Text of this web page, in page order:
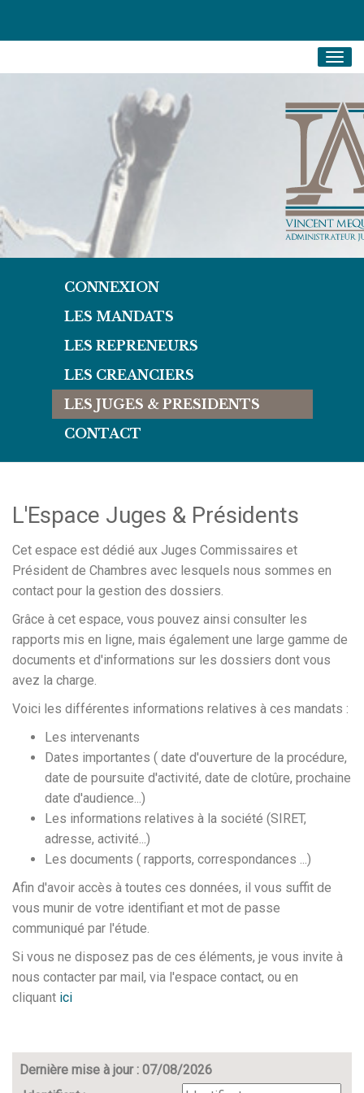
CONNEXION
LES MANDATS
LES REPRENEURS
LES CREANCIERS
LES JUGES & PRESIDENTS
CONTACT
L'Espace Juges & Présidents
Cet espace est dédié aux Juges Commissaires et
Président de Chambres avec lesquels nous sommes en
contact pour la gestion des dossiers.
Grâce à cet espace, vous pouvez ainsi consulter les
rapports mis en ligne, mais également une large gamme de
documents et d'informations sur les dossiers dont vous
avez la charge.
Voici les différentes informations relatives à ces mandats :
Les intervenants
Dates importantes ( date d'ouverture de la procédure,
date de poursuite d'activité, date de clotûre, prochaine
date d'audience...)
Les informations relatives à la société (SIRET,
adresse, activité...)
Les documents ( rapports, correspondances ...)
Afin d'avoir accès à toutes ces données, il vous suffit de
vous munir de votre identifiant et mot de passe
communiqué par l'étude.
Si vous ne disposez pas de ces éléments, je vous invite à
nous contacter par mail, via l'espace contact, ou en
cliquant ici
Dernière mise à jour : 07/08/2026